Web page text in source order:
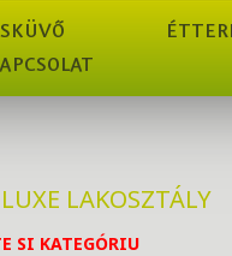
LAKOSZTÁLY
SI KATEGÓRIU